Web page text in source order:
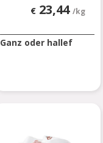
€23,44 /kg
Ganz oder hallef